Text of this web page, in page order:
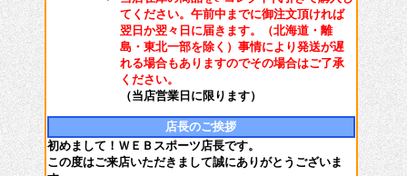
てください。午前中までに御注文頂ければ
翌日か翌々日に届きます。（北海道・離
島・東北一部を除く）事情により発送が遅
れる場合もありますのでその場合はご了承
ください。
（当店営業日に限ります）
店長のご挨拶
初めまして！ＷＥＢスポーツ店長です。
この度はご来店いただきまして誠にありがとうございま